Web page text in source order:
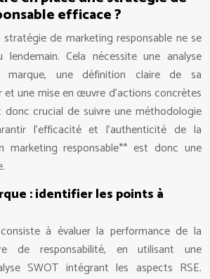
efficace ?
de marketing responsable ne se
Cela nécessite une analyse
marque, une définition claire de sa
une mise en œuvre d’actions concrètes
crucial de suivre une méthodologie
l’efficacité et l’authenticité de la
marketing responsable** est donc une
: identifier les points à
à évaluer la performance de la
de responsabilité, en utilisant une
SWOT intégrant les aspects RSE.